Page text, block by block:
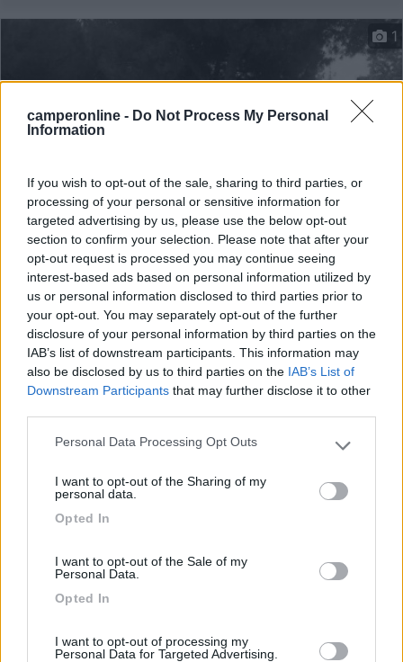
camperonline - Do Not Process My Personal
Information
If you wish to opt-out of the sale, sharing to third parties, or
processing of your personal or sensitive information for
targeted advertising by us, please use the below opt-out
section to confirm your selection. Please note that after your
opt-out request is processed you may continue seeing
interest-based ads based on personal information utilized by
us or personal information disclosed to third parties prior to
your opt-out. You may separately opt-out of the further
disclosure of your personal information by third parties on the
IAB’s list of downstream participants. This information may
also be disclosed by us to third parties on the IAB’s List of
Downstream Participants that may further disclose it to other
Please note that this website/app uses one or more Google
not limited to your visit or usage behaviour. You may click to
grant or deny consent to Google and its third-party tags to
use your data for below specified purposes in below Google
Personal Data Processing Opt Outs
I want to opt-out of the Sharing of my
personal data.
Opted In
I want to opt-out of the Sale of my
Personal Data.
Opted In
I want to opt-out of processing my
Personal Data for Targeted Advertising.
Area di sosta (PS+CS)
1
Parking
5,8 4
Servizi / Posizione
In zona Fiera (c/o SIP, Viale Valturio, Viale Roma, Ponte...
Via C. Colombo 4